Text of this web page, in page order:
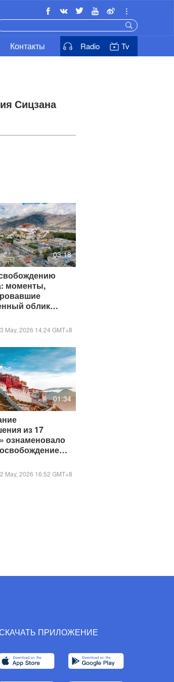
Контакты Radio Tv
Сицзана
03:18
моменты,
облик
May, 2026 14:24 GMT+8
01:34
из 17
ознаменовало
нагорье
May, 2026 16:52 GMT+8
ПРИЛОЖЕНИЕ